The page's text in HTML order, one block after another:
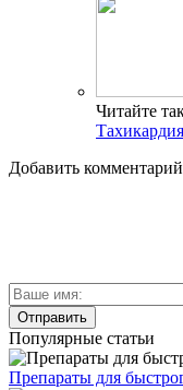
Читайте
Добавить комментарий
Популярные статьи
Препараты для